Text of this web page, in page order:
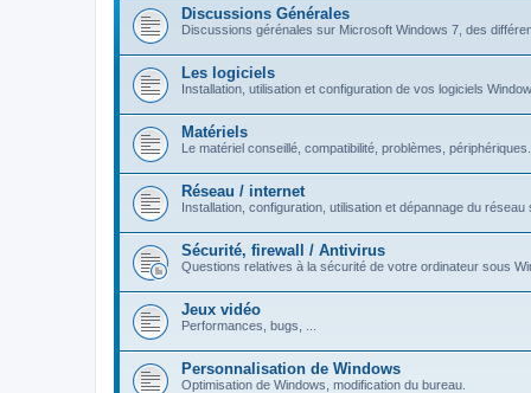
Discussions Générales
Discussions gérénales sur Microsoft Windows 7, des
Les logiciels
Installation, utilisation et configuration de vos logiciels
Matériels
Le matériel conseillé, compatibilité, problèmes, périphériques.
Réseau / internet
Installation, configuration, utilisation et dépannage du réseau
Sécurité, firewall / Antivirus
Questions relatives à la sécurité de votre ordinateur sous
Jeux vidéo
Performances, bugs, ...
Personnalisation de Windows
Optimisation de Windows, modification du bureau.